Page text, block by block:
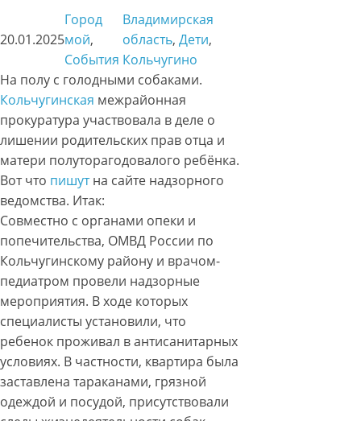
20.01.2025
Город
мой
События
Владимирская
область, Дети
Кольчугино
На полу с голодными собаками.
Кольчугинская межрайонная
прокуратура участвовала в деле о
лишении родительских прав отца и
матери полуторагодовалого ребёнка.
Вот что пишутна сайте надзорного
ведомства. Итак:
Совместно с органами опеки и
попечительства, ОМВД России по
Кольчугинскому району и врачом-
педиатром провели надзорные
мероприятия. В ходе которых
специалисты установили, что
ребенок проживал в антисанитарных
условиях. В частности, квартира была
заставлена тараканами, грязной
одеждой и посудой, присутствовали